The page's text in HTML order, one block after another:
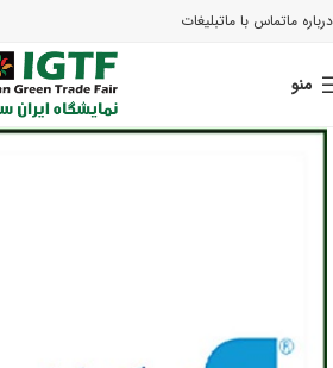
درباره ماتماس با ماتبلیغات
منو